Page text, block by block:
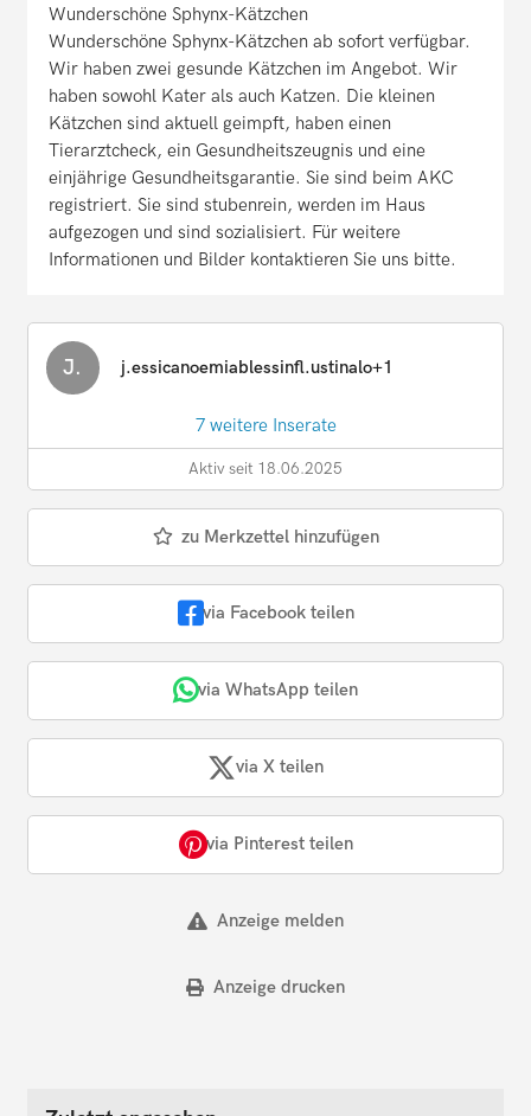
Wunderschöne Sphynx-Kätzchen
Wunderschöne Sphynx-Kätzchen ab sofort verfügbar.
Wir haben zwei gesunde Kätzchen im Angebot. Wir
haben sowohl Kater als auch Katzen. Die kleinen
Kätzchen sind aktuell geimpft, haben einen
Tierarztcheck, ein Gesundheitszeugnis und eine
einjährige Gesundheitsgarantie. Sie sind beim AKC
registriert. Sie sind stubenrein, werden im Haus
aufgezogen und sind sozialisiert. Für weitere
Informationen und Bilder kontaktieren Sie uns bitte.
J. j.essicanoemiablessinfl.ustinalo+1
7 weitere Inserate
Aktiv seit 18.06.2025
zu Merkzettel hinzufügen
via Facebook teilen
via WhatsApp teilen
via X teilen
via Pinterest teilen
Anzeige melden
Anzeige drucken